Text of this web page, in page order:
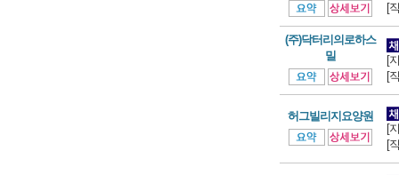
[
(주)닥터리의로하스
밀
[
[
허그빌리지요양원
[
[